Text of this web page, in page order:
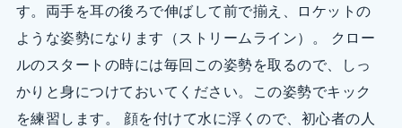
す。両手を耳の後ろで伸ばして前で揃え、ロケットの
ような姿勢になります（ストリームライン）。 クロー
ルのスタートの時には毎回この姿勢を取るので、しっ
かりと身につけておいてください。この姿勢でキック
を練習します。 顔を付けて水に浮くので、初心者の人